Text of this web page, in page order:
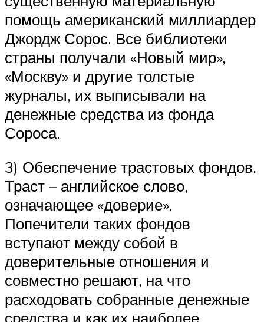
помощь американский миллиардер
Джордж Сорос. Все библиотеки
страны получали «Новый мир»,
«Москву» и другие толстые
журналы, их выписывали на
денежные средства из фонда
Сороса.
3) Обеспечение трастовых фондов.
Траст – английское слово,
означающее «доверие».
Попечители таких фондов
вступают между собой в
доверительные отношения и
совместно решают, на что
расходовать собранные денежные
средства и как их наиболее